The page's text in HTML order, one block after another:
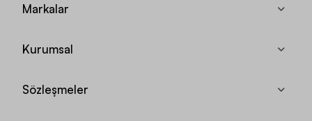
Markalar
Kurumsal
Sözleşmeler